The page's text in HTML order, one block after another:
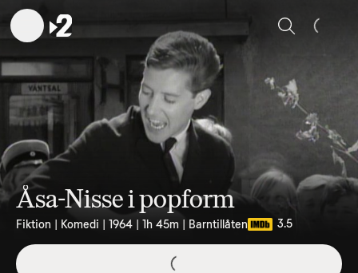
Sök
Åsa-Nisse i popform
Fiktion | Komedi | 1964 | 1h 45m | Barntillåten 3.5